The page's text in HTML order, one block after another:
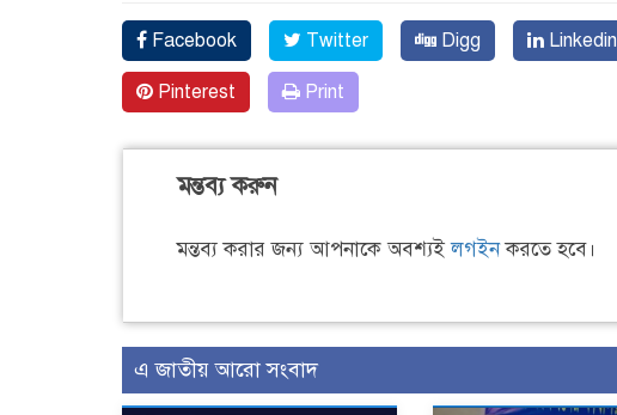
Facebook Twitter Digg Linkedin
Pinterest Print
মন্তব্য করুন
মন্তব্য করার জন্য আপনাকে অবশ্যইলগইনকরতে হবে।
এ জাতীয় আরো সংবাদ